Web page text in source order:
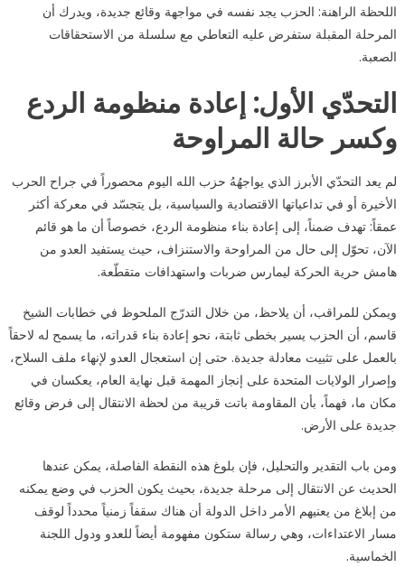
اللحظة الراهنة: الحزب يجد نفسه في مواجهة وقائع جديدة، ويدرك أن
المرحلة المقبلة ستفرض عليه التعاطي مع سلسلة من الاستحقاقات
الصعبة.
التحدّي الأول: إعادة منظومة الردع
وكسر حالة المراوحة
لم يعد التحدّي الأبرز الذي يواجهُهُ حزب الله اليوم محصوراً في جراح الحرب
الأخيرة أو في تداعياتها الاقتصادية والسياسية، بل يتجسّد في معركة أكثر
عمقاً: تهدف ضمناً، إلى إعادة بناء منظومة الردع، خصوصاً أن ما هو قائم
الآن، تحوّل إلى حال من المراوحة والاستنزاف، حيث يستفيد العدو من
هامش حرية الحركة ليمارس ضربات واستهدافات متقطّعة.
ويمكن للمراقب، أن يلاحظ، من خلال التدرّج الملحوظ في خطابات الشيخ
قاسم، أن الحزب يسير بخطى ثابتة، نحو إعادة بناء قدراته، ما يسمح له لاحقاً
بالعمل على تثبيت معادلة جديدة. حتى إن استعجال العدو لإنهاء ملف السلاح،
وإصرار الولايات المتحدة على إنجاز المهمة قبل نهاية العام، يعكسان في
مكان ما، فهماً، بأن المقاومة باتت قريبة من لحظة الانتقال إلى فرض وقائع
جديدة على الأرض.
ومن باب التقدير والتحليل، فإن بلوغ هذه النقطة الفاصلة، يمكن عندها
الحديث عن الانتقال إلى مرحلة جديدة، بحيث يكون الحزب في وضع يمكنه
من إبلاغ من يعنيهم الأمر داخل الدولة أن هناك سقفاً زمنياً محدداً لوقف
مسار الاعتداءات، وهي رسالة ستكون مفهومة أيضاً للعدو ودول اللجنة
الخماسية.